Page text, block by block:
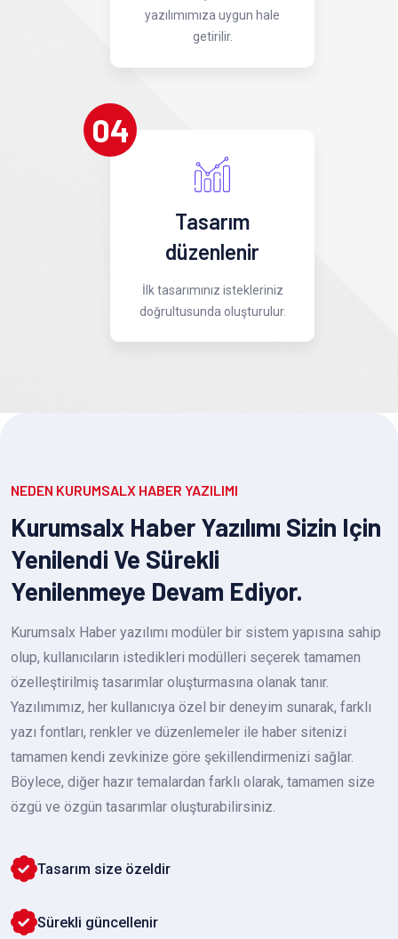
yazılımımıza uygun hale
getirilir.
04
Tasarım
düzenlenir
İlk tasarımınız istekleriniz
doğrultusunda oluşturulur.
NEDEN KURUMSALX HABER YAZILIMI
Kurumsalx Haber Yazılımı Sizin Için
Yenilendi Ve Sürekli
Yenilenmeye Devam Ediyor.
Kurumsalx Haber yazılımı modüler bir sistem yapısına sahip
olup, kullanıcıların istedikleri modülleri seçerek tamamen
özelleştirilmiş tasarımlar oluşturmasına olanak tanır.
Yazılımımız, her kullanıcıya özel bir deneyim sunarak, farklı
yazı fontları, renkler ve düzenlemeler ile haber sitenizi
tamamen kendi zevkinize göre şekillendirmenizi sağlar.
Böylece, diğer hazır temalardan farklı olarak, tamamen size
özgü ve özgün tasarımlar oluşturabilirsiniz.
Tasarım size özeldir
Sürekli güncellenir